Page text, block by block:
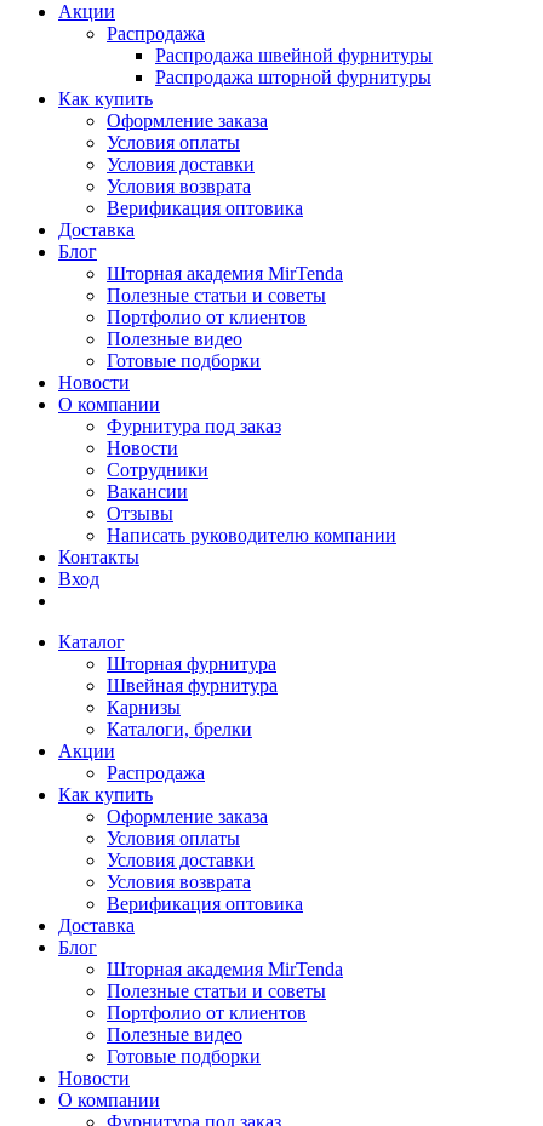
Акции
Распродажа
Распродажа швейной фурнитуры
Распродажа шторной фурнитуры
Как купить
Оформление заказа
Условия оплаты
Условия доставки
Условия возврата
Верификация оптовика
Доставка
Блог
Шторная академия MirTenda
Полезные статьи и советы
Портфолио от клиентов
Полезные видео
Готовые подборки
Новости
О компании
Фурнитура под заказ
Новости
Сотрудники
Вакансии
Отзывы
Написать руководителю компании
Контакты
Вход
Каталог
Шторная фурнитура
Швейная фурнитура
Карнизы
Каталоги, брелки
Акции
Распродажа
Как купить
Оформление заказа
Условия оплаты
Условия доставки
Условия возврата
Верификация оптовика
Доставка
Блог
Шторная академия MirTenda
Полезные статьи и советы
Портфолио от клиентов
Полезные видео
Готовые подборки
Новости
О компании
Фурнитура под заказ